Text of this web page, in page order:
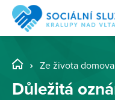
Ze života domova
Důležitá